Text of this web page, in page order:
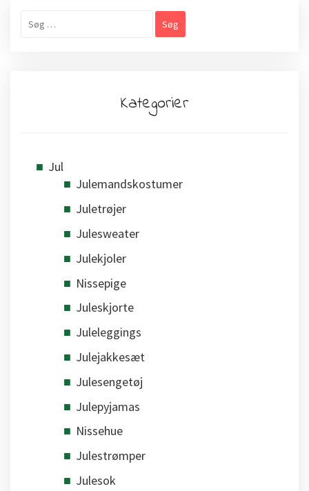
efter:
Kategorier
Jul
Julemandskostumer
Juletrøjer
Julesweater
Julekjoler
Nissepige
Juleskjorte
Juleleggings
Julejakkesæt
Julesengetøj
Julepyjamas
Nissehue
Julestrømper
Julesok